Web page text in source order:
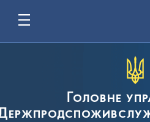
Головне